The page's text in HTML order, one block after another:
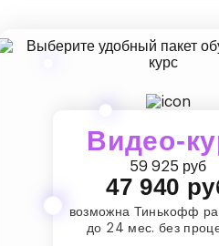
Видео-
59 925 руб
47 940
возможна Тинькофф
до 24 мес. без